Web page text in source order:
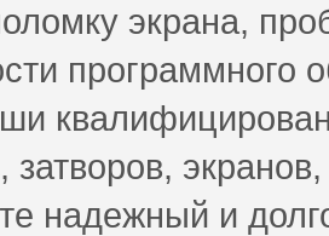
экрана,
программного
затворов,
надежный и